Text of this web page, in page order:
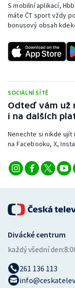
Rychlobruslení
Rychlostní
Short track
Stolní tenis
Triatlon
Volejbal
S mobilní aplikací,
máte ČT sport vždy
bonusový obsah
SOCIÁLNÍ SÍTĚ
Odteď vám už
i na dalších
Nenechte si nikde
na Facebooku, X,
Divácké centrum
každý všední den:
261 136 113